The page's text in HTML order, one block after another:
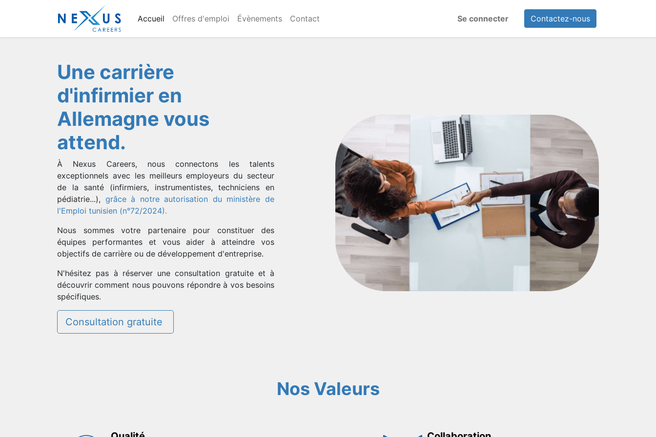
Accueil Offres d'emploi Évènements Contact Se connecter Contactez-nous
Une carrière
d'infirmier en
Allemagne vous
attend.
À Nexus Careers, nous connectons les talents
exceptionnels avec les meilleurs employeurs du secteur
de la santé (infirmiers, instrumentistes, techniciens en
pédiatrie...), grâce à notre autorisation du ministère de
l'Emploi tunisien (n°72/2024).
Nous sommes votre partenaire pour constituer des
équipes performantes et vous aider à atteindre vos
objectifs de carrière ou de développement d'entreprise.
N'hésitez pas à réserver une consultation gratuite et à
découvrir comment nous pouvons répondre à vos besoins
spécifiques.
Consultation gratuite
Nos Valeurs